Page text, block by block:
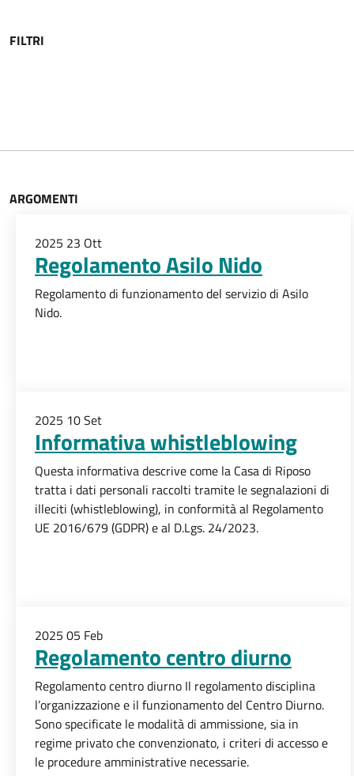
FILTRI
ARGOMENTI
2025 23 Ott
Regolamento Asilo Nido
Regolamento di funzionamento del servizio di Asilo
Nido.
2025 10Set
Informativa whistleblowing
Questa informativa descrive come la Casa di Riposo
tratta i dati personali raccolti tramite le segnalazioni di
illeciti (whistleblowing), in conformità al Regolamento
UE 2016/679 (GDPR) e al D.Lgs. 24/2023.
2025 05 Feb
Regolamento centro diurno
Regolamento centro diurno Il regolamento disciplina
l’organizzazione e il funzionamento del Centro Diurno.
Sono specificate le modalità di ammissione, sia in
regime privato che convenzionato, i criteri di accesso e
le procedure amministrative necessarie.